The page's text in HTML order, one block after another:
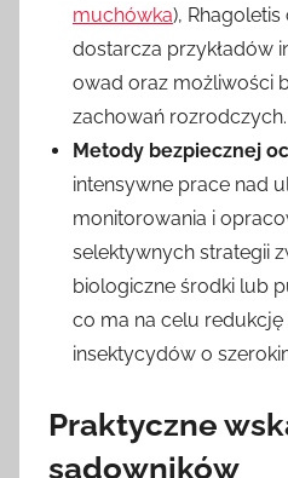
muchówka),
dostarcza przykładów
owad oraz możliwości
zachowań rozrodczych.
Metody bezpiecznej
intensywne prace nad
monitorowania i
selektywnych strategii
biologiczne środki lub
co ma na celu redukcję
insektycydów o
Praktyczne
sadowników